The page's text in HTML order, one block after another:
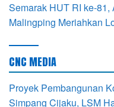
Semarak HUT RI ke-
Malingping Meriahkan
CNC MEDIA
Proyek Pembangunan
Simpang Cijaku, LSM